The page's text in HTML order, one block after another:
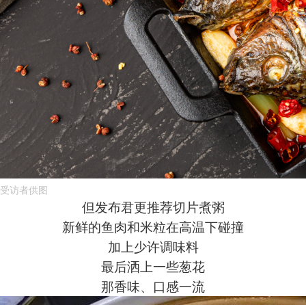
受访者供图
但发布君更推荐切片煮粥
新鲜的鱼肉和米粒在高温下碰撞
加上少许调味料
最后洒上一些葱花
那香味、口感一流